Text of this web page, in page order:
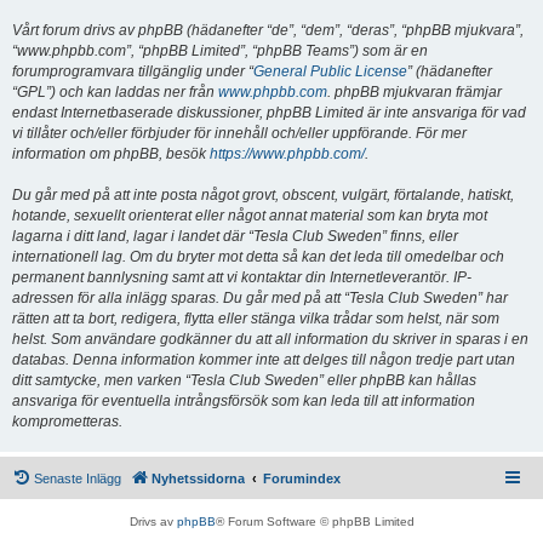
Vårt forum drivs av phpBB (hädanefter “de”, “dem”, “deras”, “phpBB mjukvara”,
“www.phpbb.com”, “phpBB Limited”, “phpBB Teams”) som är en
forumprogramvara tillgänglig under “General Public License” (hädanefter
“GPL”) och kan laddas ner från www.phpbb.com. phpBB mjukvaran främjar
endast Internetbaserade diskussioner, phpBB Limited är inte ansvariga för vad
vi tillåter och/eller förbjuder för innehåll och/eller uppförande. För mer
information om phpBB, besökhttps://www.phpbb.com/.
Du går med på att inte posta något grovt, obscent, vulgärt, förtalande, hatiskt,
hotande, sexuellt orienterat eller något annat material som kan bryta mot
lagarna i ditt land, lagar i landet där “Tesla Club Sweden” finns, eller
internationell lag. Om du bryter mot detta så kan det leda till omedelbar och
permanent bannlysning samt att vi kontaktar din Internetleverantör. IP-
adressen för alla inlägg sparas. Du går med på att “Tesla Club Sweden” har
rätten att ta bort, redigera, flytta eller stänga vilka trådar som helst, när som
helst. Som användare godkänner du att all information du skriver in sparas i en
databas. Denna information kommer inte att delges till någon tredje part utan
ditt samtycke, men varken “Tesla Club Sweden” eller phpBB kan hållas
ansvariga för eventuella intrångsförsök som kan leda till att information
komprometteras.
Senaste Inlägg Nyhetssidorna Forumindex
Drivs av phpBB® Forum Software © phpBB Limited